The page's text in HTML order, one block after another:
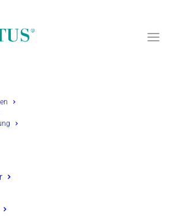
Vernunft